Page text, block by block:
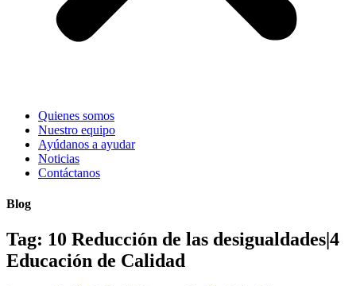
Quienes somos
Nuestro equipo
Ayúdanos a ayudar
Noticias
Contáctanos
Blog
Tag: 10 Reducción de las desigualdades|4
Educación de Calidad